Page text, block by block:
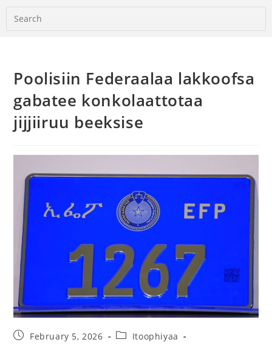
Poolisiin Federaalaa lakkoofsa
gabatee konkolaattotaa
jijjiiruu beeksise
February 5, 2026
Itoophiyaa